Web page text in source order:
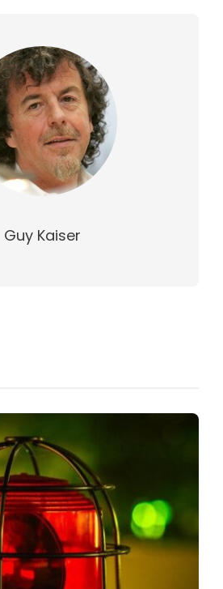
Guy Kaiser